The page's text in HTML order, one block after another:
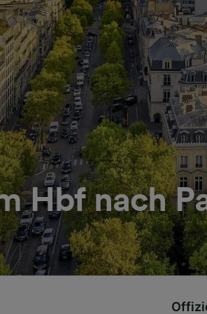
Hbf nach